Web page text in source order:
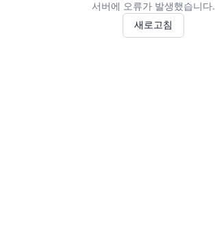
서버에 오류가 발생했습니다.
새로고침